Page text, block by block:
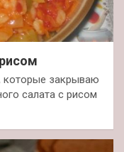
закрываю
салата с рисом